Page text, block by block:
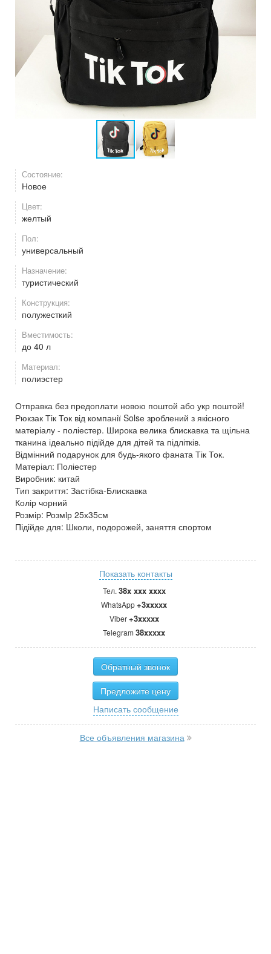
Состояние:
Новое
Цвет:
желтый
Пол:
универсальный
Назначение:
туристический
Конструкция:
полужесткий
Вместимость:
до 40 л
Материал:
полиэстер
Отправка без предоплати новою поштой або укр поштой!
Рюкзак Тік Ток від компанії Solsе зроблений з якісного
матеріалу - поліестер. Широка велика блискавка та щільна
тканина ідеально підійде для дітей та підлітків.
Відмінний подарунок для будь-якого фаната Тік Ток.
Матеріал: Поліестер
Виробник: китай
Тип закриття: Застібка-Блискавка
Колір чорний
Розмір: Розмiр 25х35см
Підійде для: Школи, подорожей, заняття спортом
Показать контакты
Тел. 38x xxx xxxx
WhatsApp+3xxxxx
Viber+3xxxxx
Telegram 38xxxxx
Обратный звонок
Предложите цену
Написать сообщение
Все объявления магазина